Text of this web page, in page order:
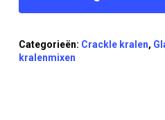
Categorieën: Crackle kralen,
kralenmixen